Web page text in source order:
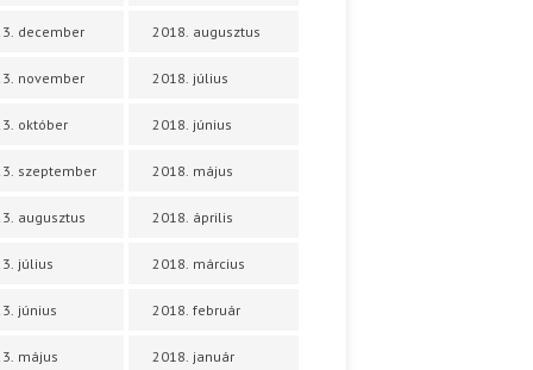
december
november
október
szeptember
augusztus
július
június
május
2018. augusztus
2018. július
2018. június
2018. május
2018. április
2018. március
2018. február
2018. január